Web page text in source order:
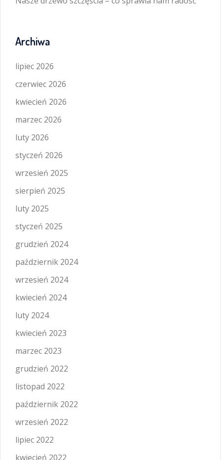
Archiwa
lipiec 2026
czerwiec 2026
kwiecień 2026
marzec 2026
luty 2026
styczeń 2026
wrzesień 2025
sierpień 2025
luty 2025
styczeń 2025
grudzień 2024
październik 2024
wrzesień 2024
kwiecień 2024
luty 2024
kwiecień 2023
marzec 2023
grudzień 2022
listopad 2022
październik 2022
wrzesień 2022
lipiec 2022
kwiecień 2022